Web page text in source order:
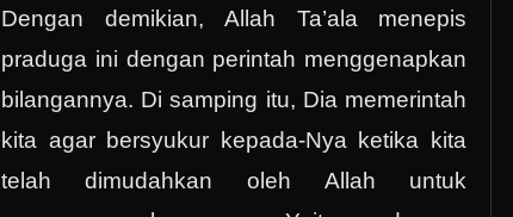
Dengan demikian, Allah Ta’ala menepis
praduga ini dengan perintah menggenapkan
bilangannya. Di samping itu, Dia memerintah
kita agar bersyukur kepada-Nya ketika kita
telah dimudahkan oleh Allah untuk